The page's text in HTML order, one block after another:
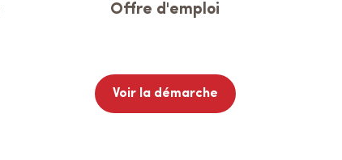
Offre d'emploi
Voir la démarche